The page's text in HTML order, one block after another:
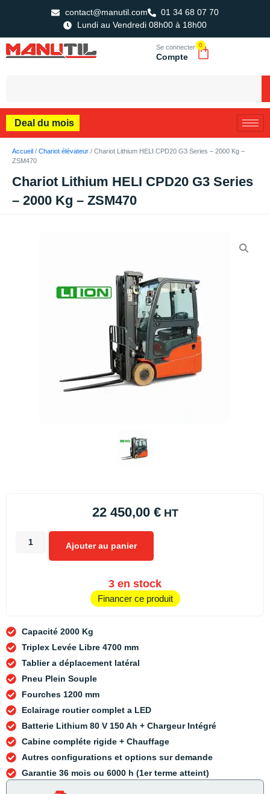
contact@manutil.com
01 34 68 07 70
Lundi au Vendredi 08h00 à 18h00
Se connecter
Compte
0
Deal du mois
Accueil / Chariot élévateur / Chariot Lithium HELI CPD20 G3 Series – 2000 Kg –
ZSM470
Chariot Lithium HELI CPD20 G3 Series
– 2000 Kg – ZSM470
22 450,00 €HT
Ajouter au panier
3 en stock
Financer ce produit
Capacité 2000 Kg
Triplex Levée Libre 4700 mm
Tablier a déplacement latéral
Pneu Plein Souple
Fourches 1200 mm
Eclairage routier complet a LED
Batterie Lithium 80 V 150 Ah + Chargeur Intégré
Cabine compléte rigide + Chauffage
Autres configurations et options sur demande
Garantie 36 mois ou 6000 h (1er terme atteint)